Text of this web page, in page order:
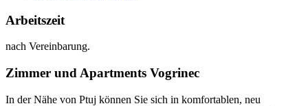
Arbeitszeit
nach Vereinbarung.
Zimmer und Apartments Vogrinec
In der Nähe von Ptuj können Sie sich in komfortablen, neu